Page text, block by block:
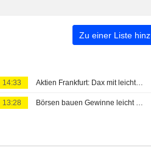
Zu einer Liste
14:33 Aktien Frankfurt: Dax mit leichtem Auftrieb - Gewinnmitnahmen bei Siemens-Aktien
13:28 Börsen bauen Gewinne leicht aus - Unternehmenszahlen überzeugen